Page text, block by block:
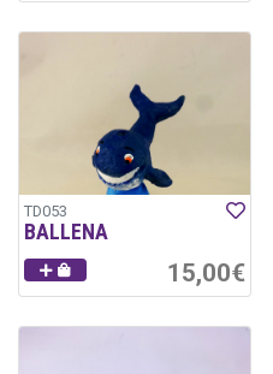
TD053
BALLENA
15,00€